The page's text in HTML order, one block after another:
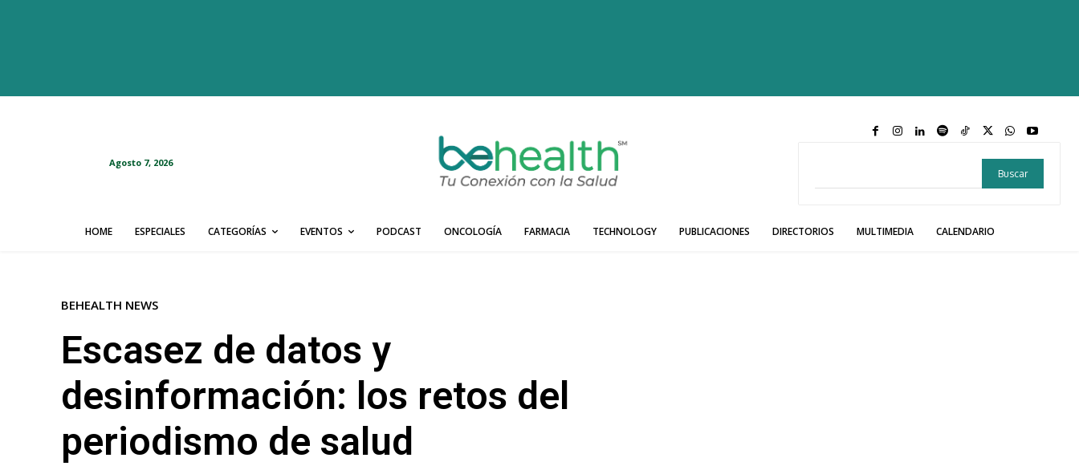
Agosto 7, 2026
Buscar
HOME ESPECIALES CATEGORÍAS EVENTOS PODCAST ONCOLOGÍA FARMACIA TECHNOLOGY PUBLICACIONES DIRECTORIOS MULTIMEDIA CALENDARIO
BEHEALTH NEWS
Escasez de datos y
desinformación: los retos del
periodismo de salud